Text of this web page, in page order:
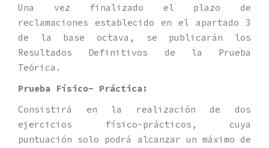
Una vez finalizado el plazo de
reclamaciones establecido en el apartado 3
de la base octava, se publicarán los
Resultados Definitivos de la Prueba
Teórica.
Prueba Físico- Práctica:
Consistirá en la realización de dos
ejercicios físico-prácticos, cuya
puntuación solo podrá alcanzar un máximo de